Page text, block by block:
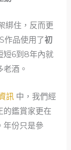
綁住，反而更
作品使用了初
短6到8年內就
酒。
訊中，我們經
的鑑賞家更在
年份只是參